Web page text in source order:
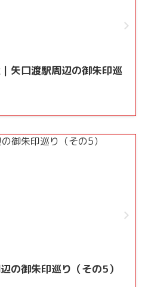
矢口渡駅周辺の御朱印巡
の御朱印巡り（その5）